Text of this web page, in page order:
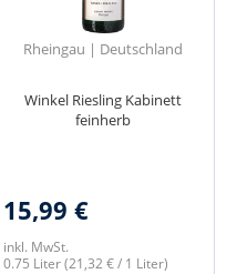
Rheingau | Deutschland
Winkel Riesling Kabinett
feinherb
15,99 €
inkl. MwSt.
0.75 Liter(21,32 € / 1 Liter)